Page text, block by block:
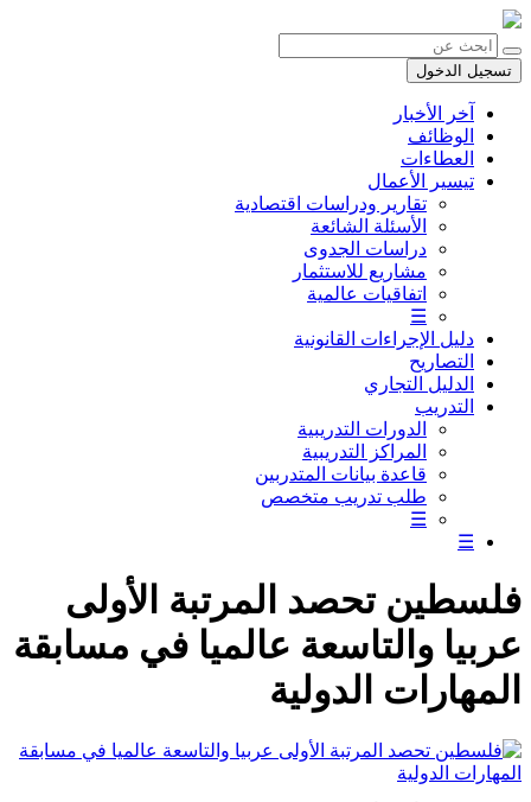
تسجيل الدخول
آخر الأخبار
الوظائف
العطاءات
تيسير الأعمال
تقارير ودراسات اقتصادية
الأسئلة الشائعة
دراسات الجدوى
مشاريع للاستثمار
اتفاقيات عالمية
☰
دليل الإجراءات القانونية
التصاريح
الدليل التجاري
التدريب
الدورات التدريبية
المراكز التدريبية
قاعدة بيانات المتدربين
طلب تدريب متخصص
☰
☰
فلسطين تحصد المرتبة الأولى
عربيا والتاسعة عالميا في مسابقة
المهارات الدولية